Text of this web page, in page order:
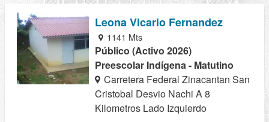
Leona Vicario Fernandez
1141 Mts
Público (Activo 2026)
Preescolar Indígena - Matutino
Carretera Federal Zinacantan San
Cristobal Desvio Nachi A 8
Kilometros Lado Izquierdo